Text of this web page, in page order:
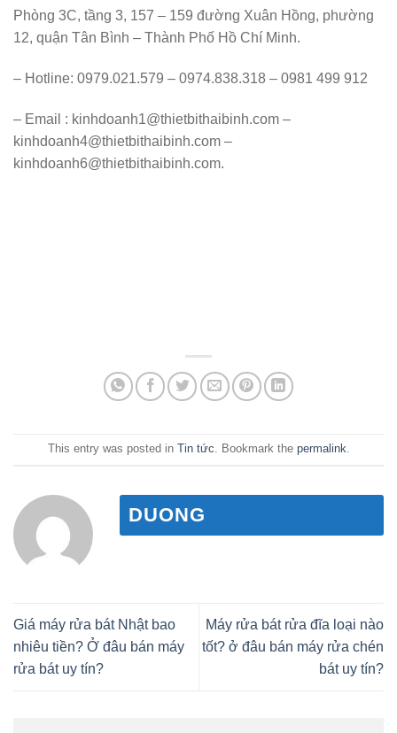
Phòng 3C, tầng 3, 157 – 159 đường Xuân Hồng, phường
12, quận Tân Bình – Thành Phố Hồ Chí Minh.
– Hotline: 0979.021.579 – 0974.838.318 – 0981 499 912
– Email : kinhdoanh1@thietbithaibinh.com –
kinhdoanh4@thietbithaibinh.com –
kinhdoanh6@thietbithaibinh.com.
This entry was posted in Tin tức. Bookmark the permalink.
DUONG
Giá máy rửa bát Nhật bao
nhiêu tiền? Ở đâu bán máy
rửa bát uy tín?
Máy rửa bát rửa đĩa loại nào
tốt? ở đâu bán máy rửa chén
bát uy tín?